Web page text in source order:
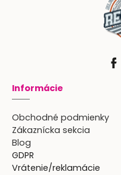
Informácie
Obchodné podmienky
Zákaznícka sekcia
Blog
GDPR
Vrátenie/reklamácie